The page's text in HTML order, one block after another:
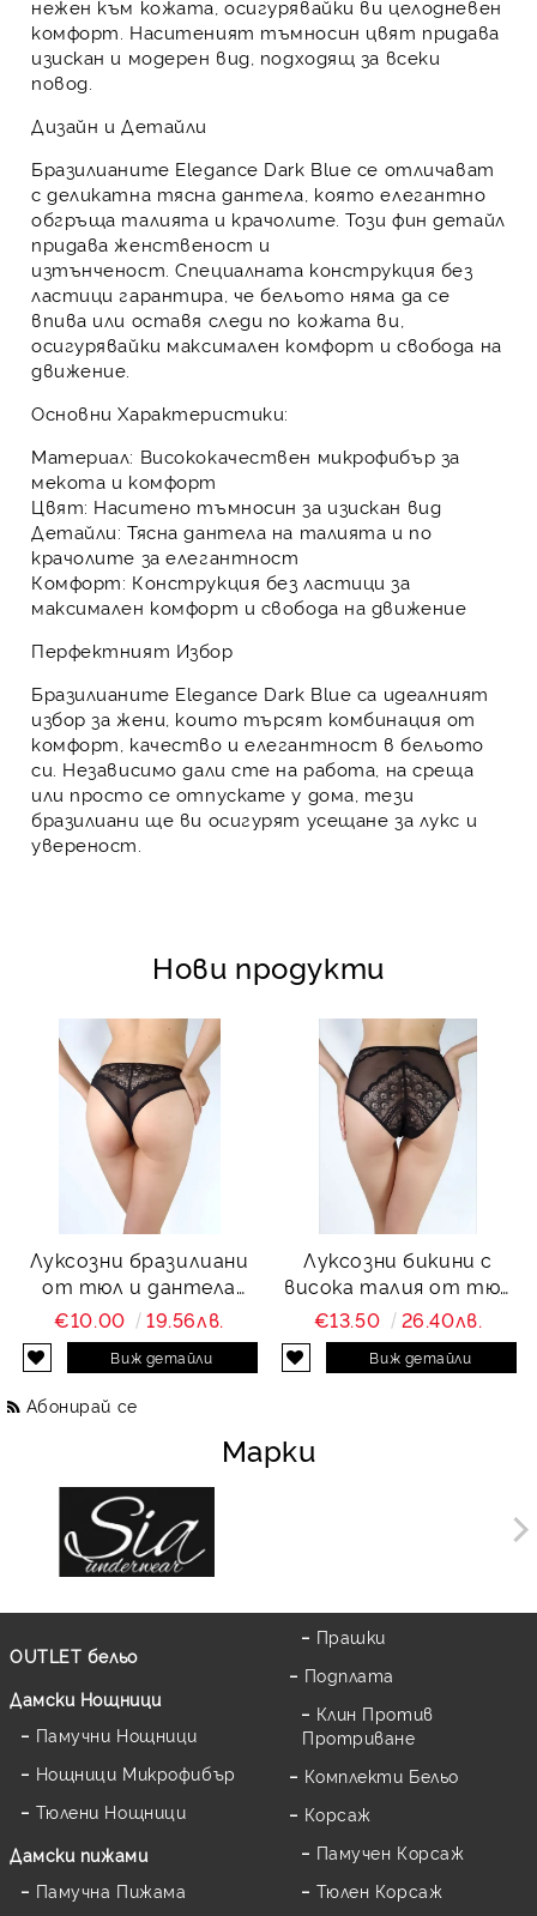
нежен към кожата, осигурявайки ви целодневен
комфорт. Наситеният тъмносин цвят придава
изискан и модерен вид, подходящ за всеки
повод.
Дизайн и Детайли
Бразилианите Elegance Dark Blue се отличават
с деликатна тясна дантела , която елегантно
обгръща талията и крачолите. Този фин детайл
придава женственост и
изтънченост. Специалната конструкция без
ластици гарантира, че бельото няма да се
впива или оставя следи по кожата ви,
осигурявайки максимален комфорт и свобода на
движение.
Основни Характеристики:
Материал: Висококачествен микрофибър за
мекота и комфорт
Цвят: Наситено тъмносин за изискан вид
Детайли: Тясна дантела на талията и по
крачолите за елегантност
Комфорт: Конструкция без ластици за
максимален комфорт и свобода на движение
Перфектният Избор
Бразилианите Elegance Dark Blue са идеалният
избор за жени, които търсят комбинация от
комфорт, качество и елегантност в бельото
си. Независимо дали сте на работа, на среща
или просто се отпускате у дома, тези
бразилиани ще ви осигурят усещане за лукс и
увереност.
Нови продукти
Луксозни бразилиани
от тюл и дантела
Charity
€10.00 19.56лв.
Виж детайли
Луксозни бикини с
висока талия от тюл
и дантела Charity
€13.50 26.40лв.
Виж детайли
Абонирай се
Марки
OUTLET бельо
Дамски Нощници
Памучни Нощници
Нощници Микрофибър
Тюлени Нощници
Дамски пижами
Памучна Пижама
Прашки
Подплата
Клин Против
Протриване
Комплекти Бельо
Корсаж
Памучен Корсаж
Тюлен Корсаж